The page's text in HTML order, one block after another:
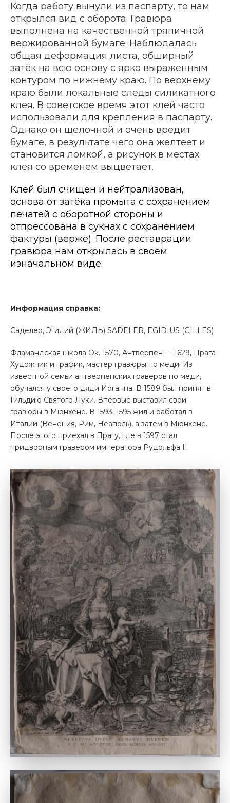
Когда работу вынули из паспарту, то нам
открылся вид с оборота. Гравюра
выполнена на качественной тряпичной
вержированной бумаге. Наблюдалась
общая деформация листа, обширный
затёк на всю основу с ярко выраженным
контуром по нижнему краю. По верхнему
краю были локальные следы силикатного
клея. В советское время этот клей часто
использовали для крепления в паспарту.
Однако он щелочной и очень вредит
бумаге, в результате чего она желтеет и
становится ломкой, а рисунок в местах
клея со временем выцветает.
Клей был счищен и нейтрализован,
основа от затёка промыта с сохранением
печатей с оборотной стороны и
отпрессована в сукнах с сохранением
фактуры (верже). После реставрации
гравюра нам открылась в своём
изначальном виде.
Информация справка:
Саделер, Эгидий (ЖИЛЬ) SADELER, EGIDIUS (GILLES)
Фламандская школа Ок. 1570, Антверпен — 1629, Прага
Художник и график, мастер гравюры по меди. Из
известной семьи антверпенских граверов по меди,
обучался у своего дяди Иоганна. В 1589 был принят в
Гильдию Святого Луки. Впервые выставил свои
гравюры в Мюнхене. В 1593–1595 жил и работал в
Италии (Венеция, Рим, Неаполь), а затем в Мюнхене.
После этого приехал в Прагу, где в 1597 стал
придворным гравером императора Рудольфа II.